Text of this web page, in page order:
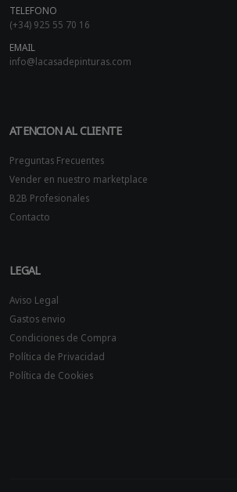
TELEFONO
(+34) 925 55 70 16
EMAIL
info@lacasadepinturas.com
ATENCION AL CLIENTE
Preguntas Frecuentes
Vender en nuestro marketplace
B2B Profesionales
Contacto
LEGAL
Aviso Legal
Gastos envio
Condiciones de Compra
Política de Privacidad
Política de Cookies